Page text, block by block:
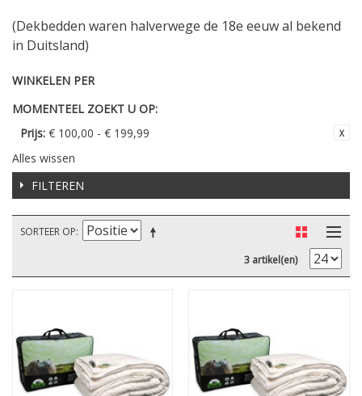
(Dekbedden waren halverwege de 18e eeuw al bekend
in Duitsland)
WINKELEN PER
MOMENTEEL ZOEKT U OP:
Prijs: € 100,00 - € 199,99
Alles wissen
FILTEREN
SORTEER OP
3 artikel(en)